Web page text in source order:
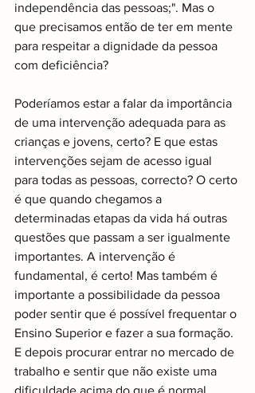
independência das pessoas;". Mas o
que precisamos então de ter em mente
para respeitar a dignidade da pessoa
com deficiência?
Poderíamos estar a falar da importância
de uma intervenção adequada para as
crianças e jovens, certo? E que estas
intervenções sejam de acesso igual
para todas as pessoas, correcto? O certo
é que quando chegamos a
determinadas etapas da vida há outras
questões que passam a ser igualmente
importantes. A intervenção é
fundamental, é certo! Mas também é
importante a possibilidade da pessoa
poder sentir que é possível frequentar o
Ensino Superior e fazer a sua formação.
E depois procurar entrar no mercado de
trabalho e sentir que não existe uma